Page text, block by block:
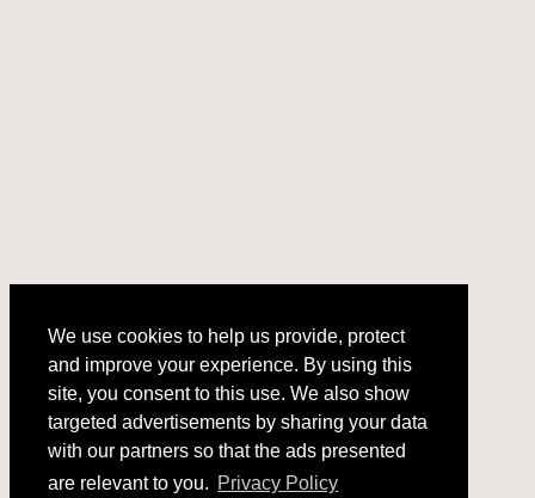
and improve your experience. By using this
site, you consent to this use. We also show
targeted advertisements by sharing your data
with our partners so that the ads presented
are relevant to you. Privacy Policy
We use cookies to help us provide, protect
and improve your experience. By using this
site, you consent to this use. We also show
targeted advertisements by sharing your data
with our partners so that the ads presented
are relevant to you. Privacy Policy